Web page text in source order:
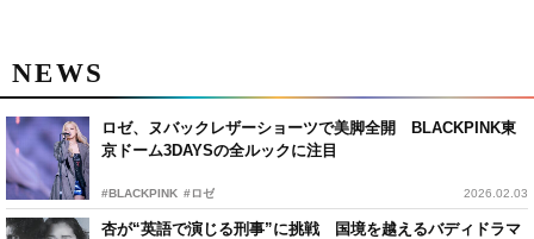
NEWS
ロゼ、ヌバックレザーショーツで美脚全開 BLACKPINK東
京ドーム3DAYSの全ルックに注目
#BLACKPINK #ロゼ 2026.02.03
杏が“英語で演じる刑事”に挑戦 国境を越えるバディドラマ